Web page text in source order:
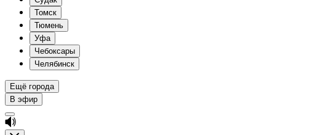
Томск
Тюмень
Уфа
Чебоксары
Челябинск
Ещё города
В эфир